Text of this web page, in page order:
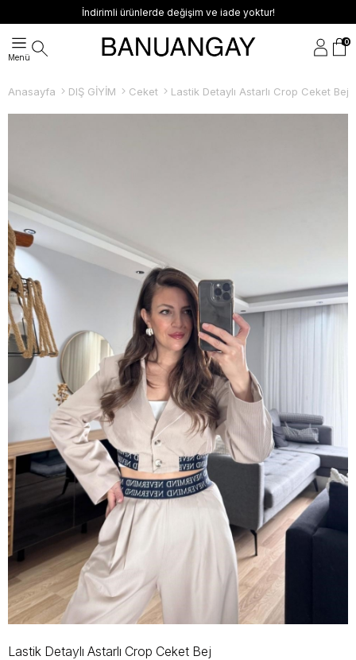
İndirimli ürünlerde değişim ve iade yoktur!
0
Anasayfa DIŞ GİYİM Ceket Lastik Detaylı Astarlı Crop Ceket Bej
Lastik Detaylı Astarlı Crop Ceket Bej